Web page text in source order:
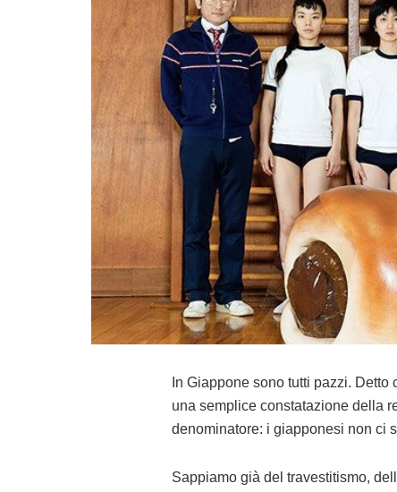
In Giappone sono tutti pazzi.
una semplice constatazione della
denominatore: i giapponesi non ci
Sappiamo già del travestitismo,